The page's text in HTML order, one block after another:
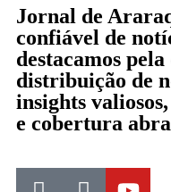
Jornal de
confiável de
destacamos
distribuição de
insights
e cobertura